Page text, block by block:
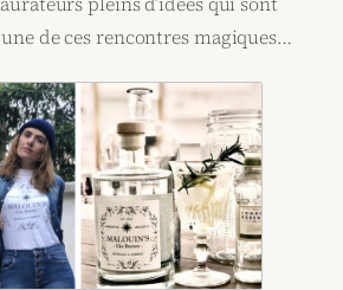
de ces rencontres magiques…